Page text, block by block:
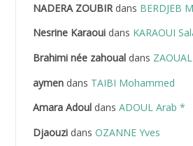
ABDELHAFID Lakhdar
ABDELLI Mohamed
ABDELLI Mohamed *
NADERA ZOUBIRdans BERDJEB
Nesrine Karaouidans KARAOUI
Brahimi née zahoualdans
aymendans TAIBI Mohammed
Amara Adouldans ADOUL Arab *
Djaouzidans OZANNE Yves